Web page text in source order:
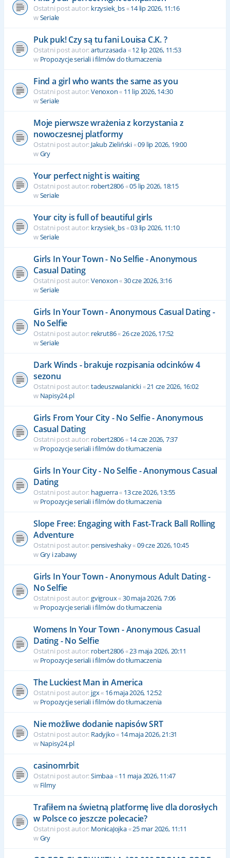
Ostatni post autor: krzysiek_bs«14 lip 2026, 11:16
wSeriale
Puk puk! Czy są tu fani Louisa C.K. ?
Ostatni post autor:arturzasada«12 lip 2026, 11:53
w Propozycje seriali i filmów do tłumaczenia
Find a girl who wants the same as you
Ostatni post autor:Venoxon« 11 lip 2026, 14:30
wSeriale
Moje pierwsze wrażenia z korzystania z
nowoczesnej platformy
Ostatni post autor: Jakub Zieliński«09 lip 2026, 19:00
wGry
Your perfect night is waiting
Ostatni post autor: robert2806«05 lip 2026, 18:15
wSeriale
Your city is full of beautiful girls
Ostatni post autor: krzysiek_bs«03 lip 2026, 11:10
wSeriale
Girls In Your Town - No Selfie - Anonymous
Casual Dating
Ostatni post autor:Venoxon«30 cze 2026, 3:16
wSeriale
Girls In Your Town - Anonymous Casual Dating -
No Selfie
Ostatni post autor: rekrut86« 26 cze 2026, 17:52
wSeriale
Dark Winds - brakuje rozpisania odcinków 4
sezonu
Ostatni post autor:tadeuszwalanicki«21 cze 2026, 16:02
w Napisy24.pl
Girls From Your City - No Selfie - Anonymous
Casual Dating
Ostatni post autor: robert2806«14 cze 2026, 7:37
w Propozycje seriali i filmów do tłumaczenia
Girls In Your City - No Selfie - Anonymous Casual
Dating
Ostatni post autor: haguerra« 13 cze 2026, 13:55
w Propozycje seriali i filmów do tłumaczenia
Slope Free: Engaging with Fast-Track Ball Rolling
Adventure
Ostatni post autor: pensiveshaky«09 cze 2026, 10:45
wGry i zabawy
Girls In Your Town - Anonymous Adult Dating -
No Selfie
Ostatni post autor:gvigroux«30 maja 2026, 7:06
w Propozycje seriali i filmów do tłumaczenia
Womens In Your Town - Anonymous Casual
Dating - No Selfie
Ostatni post autor: robert2806«23 maja 2026, 20:11
w Propozycje seriali i filmów do tłumaczenia
The Luckiest Man in America
Ostatni post autor: jgx« 16 maja 2026, 12:52
w Propozycje seriali i filmów do tłumaczenia
Nie możliwe dodanie napisów SRT
Ostatni post autor: Radyjko« 14 maja 2026, 21:31
w Napisy24.pl
casinomrbit
Ostatni post autor:Simbaa«11 maja 2026, 11:47
w Filmy
Trafiłem na świetną platformę live dla dorosłych
w Polsce co jeszcze polecacie?
Ostatni post autor: MonicaJojka«25 mar 2026, 11:11
wGry